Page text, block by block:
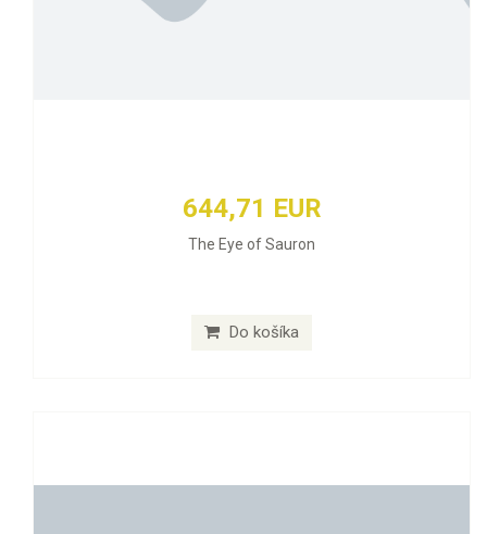
644,71 EUR
The Eye of Sauron
Do košíka